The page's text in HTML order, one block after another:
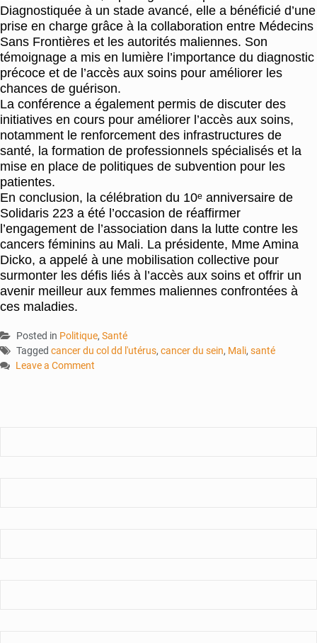
Diagnostiquée à un stade avancé, elle a bénéficié d’une
prise en charge grâce à la collaboration entre Médecins
Sans Frontières et les autorités maliennes. Son
témoignage a mis en lumière l’importance du diagnostic
précoce et de l’accès aux soins pour améliorer les
chances de guérison.
La conférence a également permis de discuter des
initiatives en cours pour améliorer l’accès aux soins,
notamment le renforcement des infrastructures de
santé, la formation de professionnels spécialisés et la
mise en place de politiques de subvention pour les
patientes.
En conclusion, la célébration du 10ᵉ anniversaire de
Solidaris 223 a été l’occasion de réaffirmer
l’engagement de l’association dans la lutte contre les
cancers féminins au Mali. La présidente, Mme Amina
Dicko, a appelé à une mobilisation collective pour
surmonter les défis liés à l’accès aux soins et offrir un
avenir meilleur aux femmes maliennes confrontées à
ces maladies.
Posted in Politique, Santé
Tagged cancer du col dd l'utérus, cancer du sein, Mali, santé
Leave a Comment